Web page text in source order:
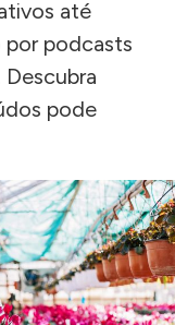
até
por podcasts
pode